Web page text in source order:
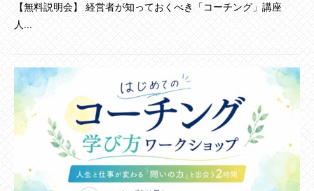
【無料説明会】 経営者が知っておくべき「コーチング」講座
人...